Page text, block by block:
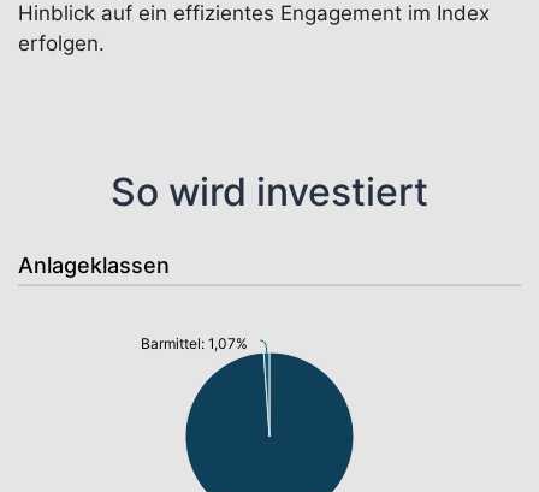
Hinblick auf ein effizientes Engagement im Index
erfolgen.
So wird investiert
Anlageklassen
Barmittel: 1,07%